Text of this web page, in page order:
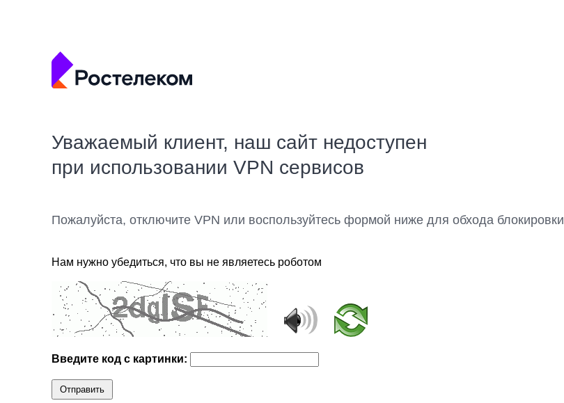
Уважаемый клиент, наш сайт недоступен
при использовании VPN сервисов
Пожалуйста, отключите VPN или воспользуйтесь формой ниже для обхода блокировки
Нам нужно убедиться, что вы не являетесь роботом
Введите код с картинки:
Отправить